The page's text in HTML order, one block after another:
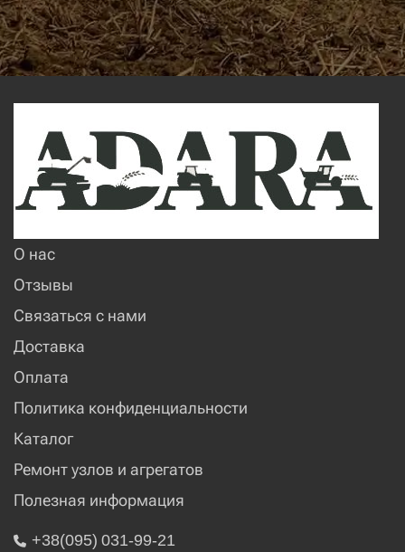
О нас
Отзывы
Связаться с нами
Доставка
Оплата
Политика конфиденциальности
Каталог
Ремонт узлов и агрегатов
Полезная информация
+38(095) 031-99-21